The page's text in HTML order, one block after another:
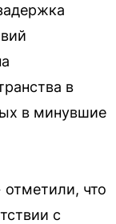
в
в минувшие
отметили, что
с